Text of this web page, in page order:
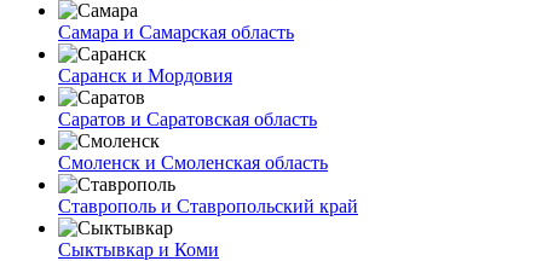
Самара и Самарская область
Саранск и Мордовия
Саратов и Саратовская область
Смоленск и Смоленская область
Ставрополь и Ставропольский край
Сыктывкар и Коми